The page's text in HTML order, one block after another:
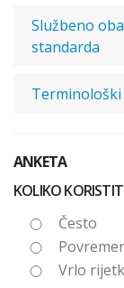
Službeno
standarda
ANKETA
KOLIKO
Često
Vrlo